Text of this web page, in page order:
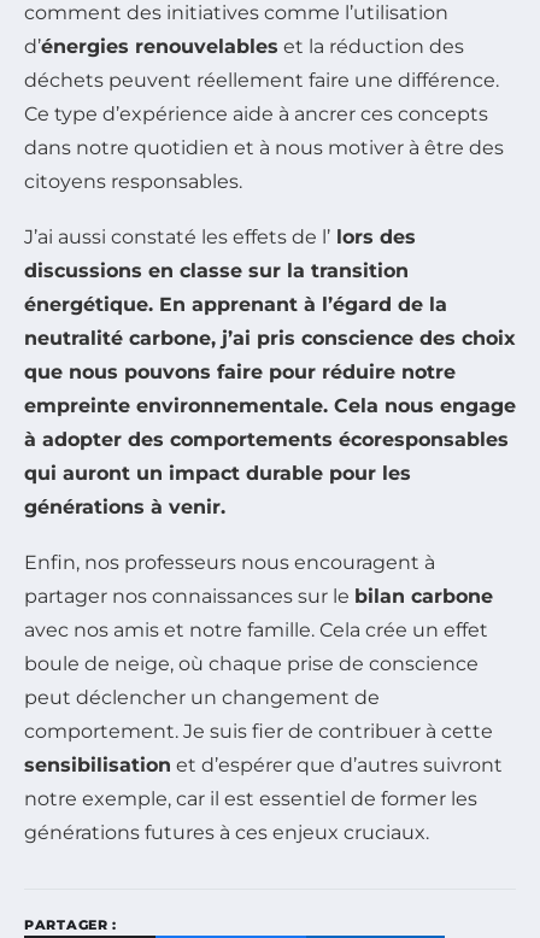
comment des initiatives comme l’utilisation
d’énergies renouvelables et la réduction des
déchets peuvent réellement faire une différence.
Ce type d’expérience aide à ancrer ces concepts
dans notre quotidien et à nous motiver à être des
citoyens responsables.
J’ai aussi constaté les effets de l’ lors des
discussions en classe sur la transition
énergétique. En apprenant à l’égard de la
neutralité carbone, j’ai pris conscience des choix
que nous pouvons faire pour réduire notre
empreinte environnementale. Cela nous engage
à adopter des comportements écoresponsables
qui auront un impact durable pour les
générations à venir.
Enfin, nos professeurs nous encouragent à
partager nos connaissances sur le bilan carbone
avec nos amis et notre famille. Cela crée un effet
boule de neige, où chaque prise de conscience
peut déclencher un changement de
comportement. Je suis fier de contribuer à cette
sensibilisation et d’espérer que d’autres suivront
notre exemple, car il est essentiel de former les
générations futures à ces enjeux cruciaux.
PARTAGER :